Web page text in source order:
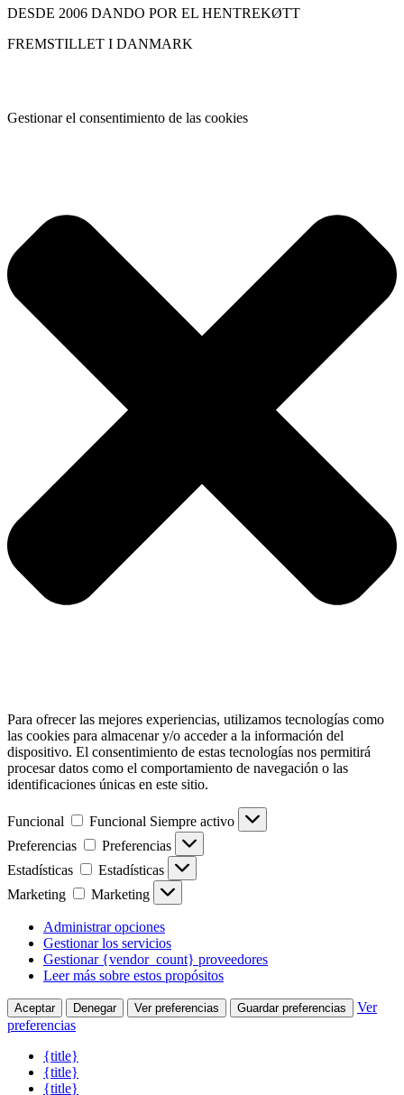
DESDE 2006 DANDO POR EL HENTREKØTT
FREMSTILLET I DANMARK
Gestionar el consentimiento de las cookies
Para ofrecer las mejores experiencias, utilizamos tecnologías como
las cookies para almacenar y/o acceder a la información del
dispositivo. El consentimiento de estas tecnologías nos permitirá
procesar datos como el comportamiento de navegación o las
identificaciones únicas en este sitio.
Funcional Funcional Siempre activo
Preferencias
Preferencias
Estadísticas
Estadísticas
Marketing
Marketing
Administrar opciones
Gestionar los servicios
Gestionar {vendor_count} proveedores
Leer más sobre estos propósitos
Aceptar Denegar Ver preferencias Guardar preferencias
Ver
preferencias
{title}
{title}
{title}